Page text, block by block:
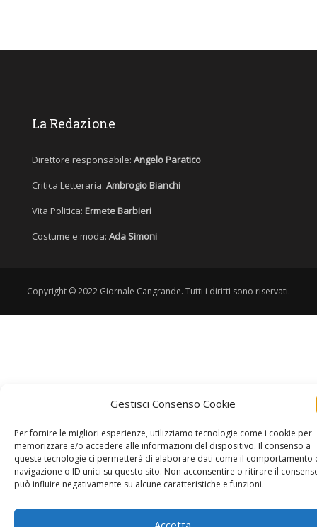
Gestisci Consenso Cookie
Per fornire le migliori esperienze, utilizziamo tecnologie come i cookie per
memorizzare e/o accedere alle informazioni del dispositivo. Il consenso a
queste tecnologie ci permetterà di elaborare dati come il comportamento
navigazione o ID unici su questo sito. Non acconsentire o ritirare il
può influire negativamente su alcune caratteristiche e funzioni.
La Redazione
Direttore responsabile: Angelo Paratico
Critica Letteraria: Ambrogio Bianchi
Vita Politica: Ermete Barbieri
Costume e moda: Ada Simoni
Copyright © 2022 Giornale Cangrande. Tutti i diritti sono riservati.